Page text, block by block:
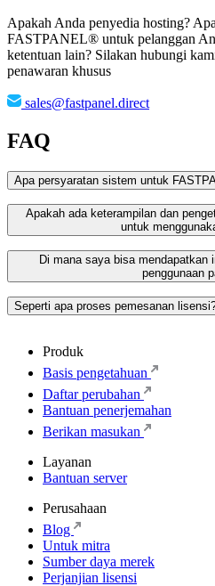
Apakah Anda penyedia hosting?
FASTPANEL® untuk pelanggan
ketentuan lain? Silakan hubungi
penawaran khusus
sales@fastpanel.direct
FAQ
Apa persyaratan sistem untuk
Apakah ada keterampilan dan
untuk
Di mana saya bisa mendapatkan
penggunaan
Seperti apa proses pemesanan
Produk
Basis pengetahuan
Daftar perubahan
Bantuan penerjemahan
Berikan masukan
Layanan
Bantuan server
Perusahaan
Blog
Untuk mitra
Sumber daya merek
Perjanjian lisensi